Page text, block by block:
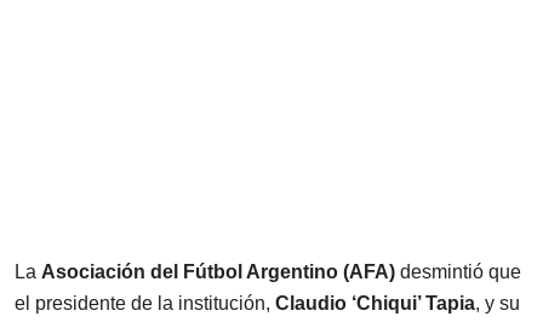
La Asociación del Fútbol Argentino (AFA) desmintió que
el presidente de la institución, Claudio ‘Chiqui’ Tapia, y su